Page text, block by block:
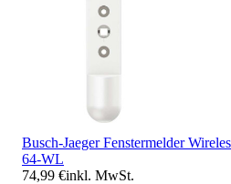
Busch-Jaeger Fenstermelder
64-WL
74,99 €inkl. MwSt.